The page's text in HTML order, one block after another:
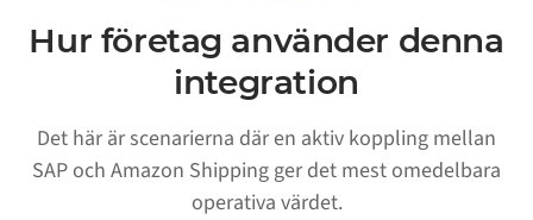
Hur företag använder denna
integration
Det här är scenarierna där en aktiv koppling mellan
SAP och Amazon Shipping ger det mest omedelbara
operativa värdet.